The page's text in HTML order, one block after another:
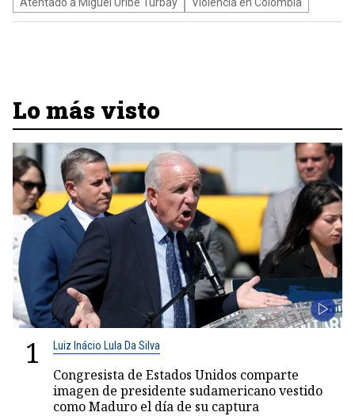
Lo más visto
1 Luiz Inácio Lula Da Silva
Congresista de Estados Unidos comparte
imagen de presidente sudamericano vestido
como Maduro el día de su captura